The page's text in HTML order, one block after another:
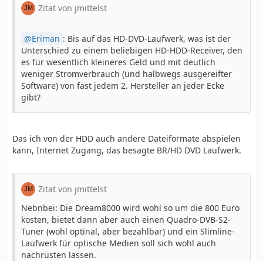
Zitat von jmittelst
Eriman : Bis auf das HD-DVD-Laufwerk, was ist der
Unterschied zu einem beliebigen HD-HDD-Receiver, den
es für wesentlich kleineres Geld und mit deutlich
weniger Stromverbrauch (und halbwegs ausgereifter
Software) von fast jedem 2. Hersteller an jeder Ecke
gibt?
Das ich von der HDD auch andere Dateiformate abspielen
kann, Internet Zugang, das besagte BR/HD DVD Laufwerk.
Zitat von jmittelst
Nebnbei: Die Dream8000 wird wohl so um die 800 Euro
kosten, bietet dann aber auch einen Quadro-DVB-S2-
Tuner (wohl optinal, aber bezahlbar) und ein Slimline-
Laufwerk für optische Medien soll sich wohl auch
nachrüsten lassen.